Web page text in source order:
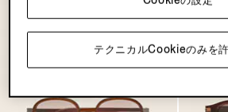
テクニカルCookieのみを